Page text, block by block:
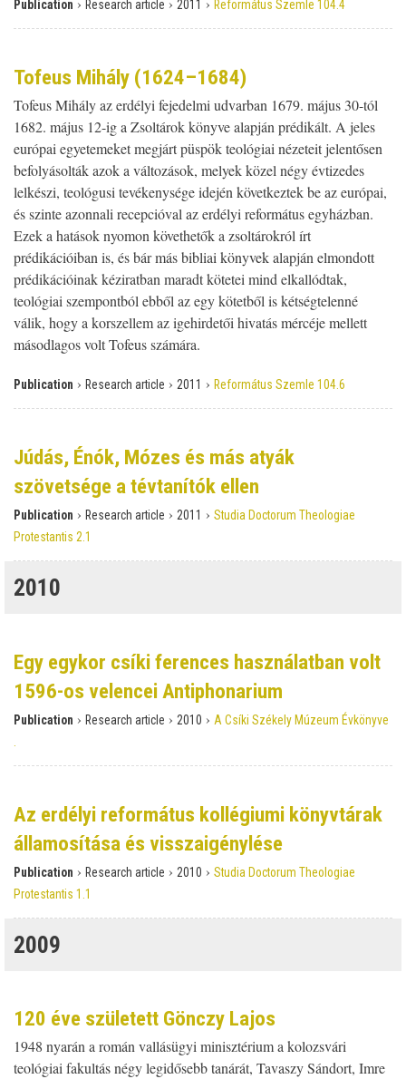
Publication Research article 2011 Református Szemle 104.4
Tofeus Mihály (1624–1684)
Tofeus Mihály az erdélyi fejedelmi udvarban 1679. május 30-tól
1682. május 12-ig a Zsoltárok könyve alapján prédikált. A jeles
európai egyetemeket megjárt püspök teológiai nézeteit jelentősen
befolyásolták azok a változások, melyek közel négy évtizedes
lelkészi, teológusi tevékenysége idején következtek be az európai,
és szinte azonnali recepcióval az erdélyi református egyházban.
Ezek a hatások nyomon követhetők a zsoltárokról írt
prédikációiban is, és bár más bibliai könyvek alapján elmondott
prédikációinak kéziratban maradt kötetei mind elkallódtak,
teológiai szempontból ebből az egy kötetből is kétségtelenné
válik, hogy a korszellem az igehirdetői hivatás mércéje mellett
másodlagos volt Tofeus számára.
Publication › Research article › 2011 › Református Szemle 104.6
Júdás, Énók, Mózes és más atyák
szövetsége a tévtanítók ellen
Publication › Research article › 2011 › Studia Doctorum Theologiae
Protestantis 2.1
2010
Egy egykor csíki ferences használatban volt
1596-os velencei Antiphonarium
Publication › Research article › 2010 › A Csíki Székely Múzeum Évkönyve
Az erdélyi református kollégiumi könyvtárak
államosítása és visszaigénylése
Publication › Research article › 2010 › Studia Doctorum Theologiae
Protestantis 1.1
2009
120 éve született Gönczy Lajos
1948 nyarán a román vallásügyi minisztérium a kolozsvári
teológiai fakultás négy legidősebb tanárát, Tavaszy Sándort, Imre